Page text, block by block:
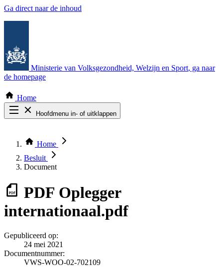
Ga direct naar de inhoud
Ministerie van Volksgezondheid, Welzijn en Sport, ga naar
de homepage
Home
Hoofdmenu in- of uitklappen
Thema COVID-19
Bekijk per bestuursorgaan
Home
Besluit
Document
PDF Oplegger
internationaal.pdf
Gepubliceerd op:
24 mei 2021
Documentnummer:
VWS-WOO-02-702109